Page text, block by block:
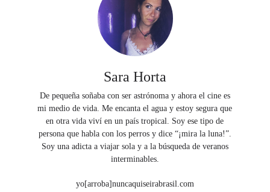
Sara Horta
De pequeña soñaba con ser astrónoma y ahora el cine es
mi medio de vida. Me encanta el agua y estoy segura que
en otra vida viví en un país tropical. Soy ese tipo de
persona que habla con los perros y dice “¡mira la luna!”.
Soy una adicta a viajar sola y a la búsqueda de veranos
interminables.
yo[arroba]nuncaquiseirabrasil.com